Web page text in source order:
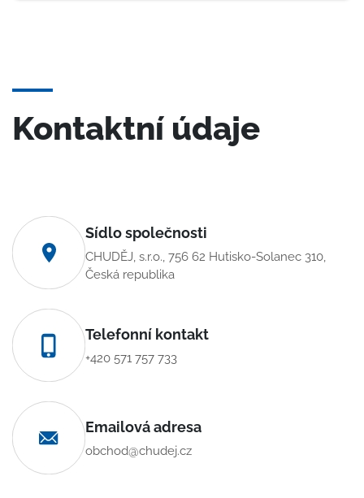
Kontaktní údaje
Sídlo společnosti
CHUDĚJ, s.r.o., 756 62 Hutisko-Solanec 310,
Česká republika
Telefonní kontakt
+420 571 757 733
Emailová adresa
obchod@chudej.cz